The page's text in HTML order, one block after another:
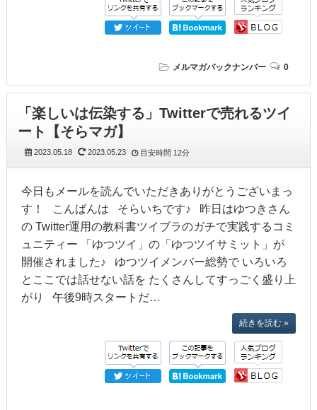
メルマガバックナンバー 0
「楽しいは伝染する」Twitterで売れるツイ
ート【そらマガ】
2023.05.18 2023.05.23 目安時間 12分
今日もメールを読んでいただきありがとうございまっ
す！ こんばんは そらいちです♪ 昨日はゆつきさん
の Twitter運用の教科書ツイブラのガチで実践するコミ
ュニティー 「ゆつツイ」の「ゆつツイサミット」が
開催されました♪ ゆつツイメンバー総勢で いろいろ
とここでは話せない話を たくさんしてすっごく盛り上
がり 午後9時スタートだ…
続きを読む »